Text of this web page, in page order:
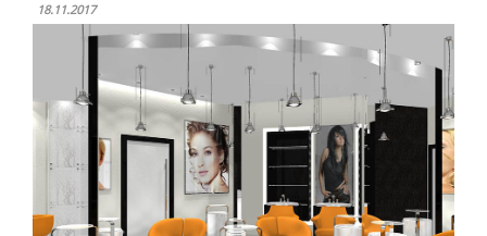
18.11.2017